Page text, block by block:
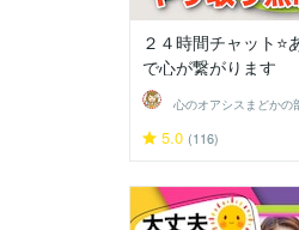
２４時間チャット⭐️
で心が繋がります
心のオアシスまどかの
5.0 (116)